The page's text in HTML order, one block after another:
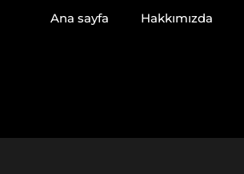
Ana sayfa Hakkımızda